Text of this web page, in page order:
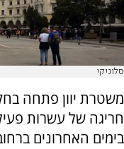
סלוניקי
משטרת יוון פתחה
חריגה של עשרות
בימים האחרונים